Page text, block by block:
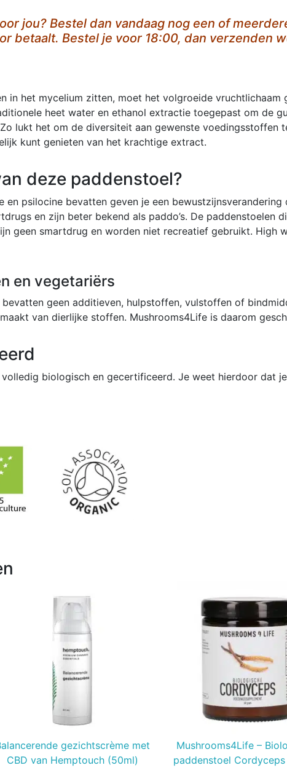
jou? Bestel dan vandaag nog een of
betaalt. Bestel je voor 18:00, dan verzenden
in het mycelium zitten, moet het volgroeide vruchtlichaam
heet water en ethanol extractie toegepast om de
lukt het om de diversiteit aan gewenste voedingsstoffen
kunt genieten van het krachtige extract.
deze paddenstoel?
en psilocine bevatten geven je een bewustzijnsverandering
en zijn beter bekend als paddo’s. De paddenstoelen
geen smartdrug en worden niet recreatief gebruikt. High
en vegetariërs
geen additieven, hulpstoffen, vulstoffen of
van dierlijke stoffen. Mushrooms4Life is daarom
biologisch en gecertificeerd. Je weet hierdoor dat
gezichtscrème met
CBD van Hemptouch (50ml)
Mushrooms4Life –
paddenstoel